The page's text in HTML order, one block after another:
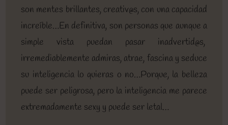
son mentes brillantes, creativ@s, con una capacidad
increíble…En definitiva, son personas que aunque a
simple vista puedan pasar inadvertid@s,
irremediablemente admiras, atrae, fascina y seduce
su inteligencia lo quieras o no…Porque, la belleza
puede ser peligrosa, pero la inteligencia me parece
extremadamente sexy y puede ser letal…